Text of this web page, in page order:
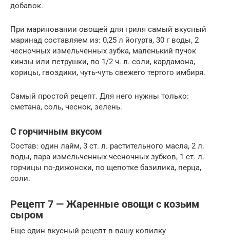
добавок.
При мариновании овощей для гриля самый вкусный
маринад составляем из: 0,25 л йогурта, 30 г воды, 2
чесночных измельченных зубка, маленький пучок
кинзы или петрушки, по 1/2 ч. л. соли, кардамона,
корицы, гвоздики, чуть-чуть свежего тертого имбиря.
Самый простой рецепт. Для него нужны только:
сметана, соль, чеснок, зелень.
С горчичным вкусом
Состав: один лайм, 3 ст. л. растительного масла, 2 л.
воды, пара измельченных чесночных зубков, 1 ст. л.
горчицы по-дижонски, по щепотке базилика, перца,
соли.
Рецепт 7 — Жаренные овощи с козьим
сыром
Еще один вкусный рецепт в вашу копилку